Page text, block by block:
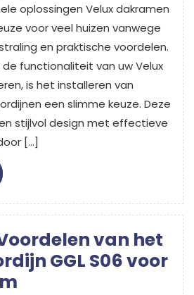
oplossingen Velux dakramen
voor veel huizen vanwege
en praktische voordelen.
functionaliteit van uw Velux
is het installeren van
een slimme keuze. Deze
stijlvol design met effectieve
[…]
van het
GGL S06 voor